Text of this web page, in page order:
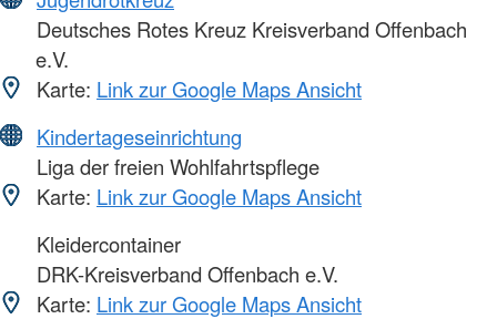
Deutsches Rotes Kreuz Kreisverband Offenbach
e.V.
Karte: Link zur Google Maps Ansicht
Kindertageseinrichtung
Liga der freien Wohlfahrtspflege
Karte: Link zur Google Maps Ansicht
Kleidercontainer
DRK-Kreisverband Offenbach e.V.
Karte: Link zur Google Maps Ansicht